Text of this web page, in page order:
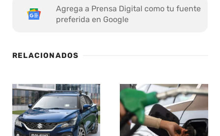
Agrega a Prensa Digital como tu fuente
preferida en Google
RELACIONADOS